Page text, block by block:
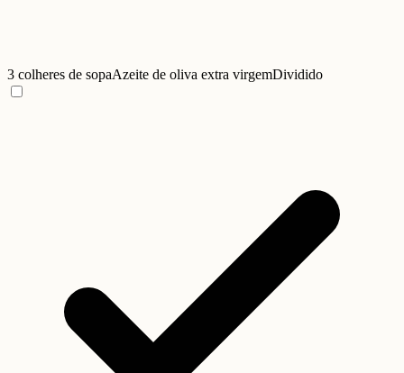
3 colheres de sopaAzeite de oliva extra virgemDividido